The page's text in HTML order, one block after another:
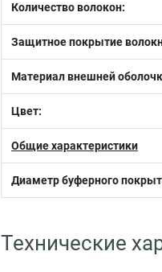
Количество волокон:
Защитное покрытие
Материал внешней
Цвет:
Общие характеристики
Диаметр буферного
Технические